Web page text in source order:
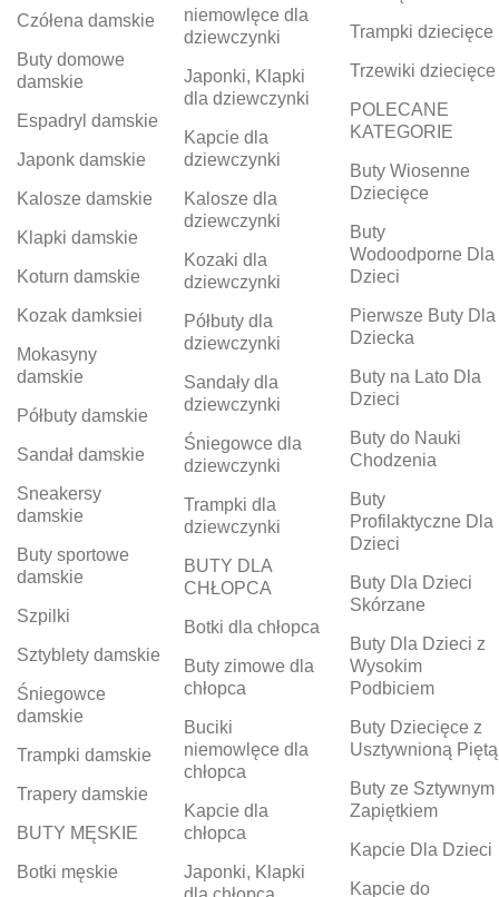
Czółena damskie
Buty domowe
damskie
Espadryl damskie
Japonk damskie
Kalosze damskie
Klapki damskie
Koturn damskie
Kozak damksiei
Mokasyny
damskie
Półbuty damskie
Sandał damskie
Sneakersy
damskie
Buty sportowe
damskie
Szpilki
Sztyblety damskie
Śniegowce
damskie
Trampki damskie
Trapery damskie
BUTY MĘSKIE
Botki męskie
niemowlęce dla
dziewczynki
Japonki, Klapki
dla dziewczynki
Kapcie dla
dziewczynki
Kalosze dla
dziewczynki
Kozaki dla
dziewczynki
Półbuty dla
dziewczynki
Sandały dla
dziewczynki
Śniegowce dla
dziewczynki
Trampki dla
dziewczynki
BUTY DLA
CHŁOPCA
Botki dla chłopca
Buty zimowe dla
chłopca
Buciki
niemowlęce dla
chłopca
Kapcie dla
chłopca
Japonki, Klapki
Trampki dziecięce
Trzewiki dziecięce
POLECANE
KATEGORIE
Buty Wiosenne
Dziecięce
Buty
Wodoodporne Dla
Dzieci
Pierwsze Buty Dla
Dziecka
Buty na Lato Dla
Dzieci
Buty do Nauki
Chodzenia
Buty
Profilaktyczne Dla
Dzieci
Buty Dla Dzieci
Skórzane
Buty Dla Dzieci z
Wysokim
Podbiciem
Buty Dziecięce z
Usztywnioną Piętą
Buty ze Sztywnym
Zapiętkiem
Kapcie Dla Dzieci
Kapcie do